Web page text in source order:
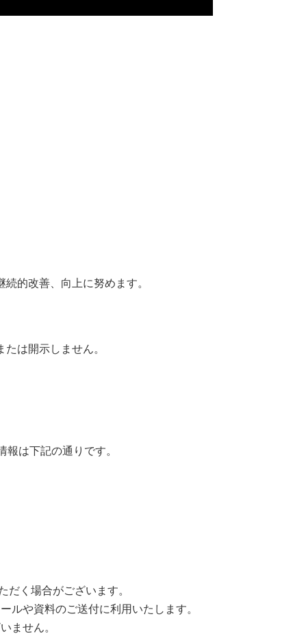
的改善、向上に努めます。
は開示しません。
は下記の通りです。
く場合がございます。
や資料のご送付に利用いたします。
ません。